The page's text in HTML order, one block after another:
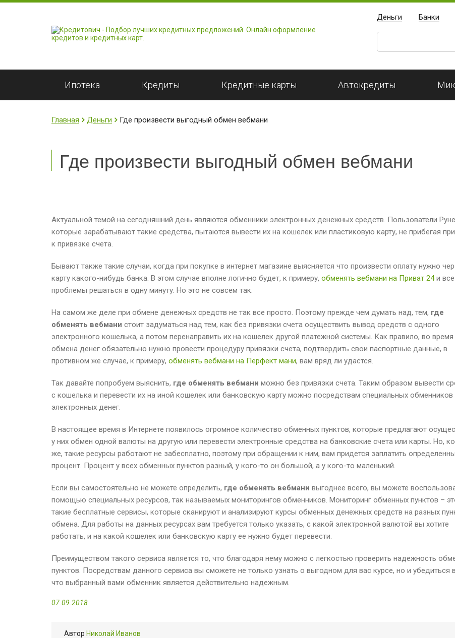
Деньги Банки
Ипотека Кредиты Кредитные карты Автокредиты
Главная Деньги Где произвести выгодный обмен вебмани
Где произвести выгодный обмен вебмани
Актуальной темой на сегодняшний день являются обменники электронных денежных средств. Пользователи
которые зарабатывают такие средства, пытаются вывести их на кошелек или пластиковую карту, не прибегая
к привязке счета.
Бывают также такие случаи, когда при покупке в интернет магазине выясняется что произвести оплату нужно
карту какого-нибудь банка. В этом случае вполне логично будет, к примеру, обменять вебмани на Приват 24и все
проблемы решаться в одну минуту. Но это не совсем так.
На самом же деле при обмене денежных средств не так все просто. Поэтому прежде чем думать над, тем, где
обменять вебмани стоит задуматься над тем, как без привязки счета осуществить вывод средств с одного
электронного кошелька, а потом перенаправить их на кошелек другой платежной системы. Как правило, во время
обмена денег обязательно нужно провести процедуру привязки счета, подтвердить свои паспортные данные, в
противном же случае, к примеру, обменять вебмани на Перфект мани, вам вряд ли удастся.
Так давайте попробуем выяснить, где обменять вебмани можно без привязки счета. Таким образом вывести
с кошелька и перевести их на иной кошелек или банковскую карту можно посредствам специальных обменников
электронных денег.
В настоящее время в Интернете появилось огромное количество обменных пунктов, которые предлагают
у них обмен одной валюты на другую или перевести электронные средства на банковские счета или карты. Но,
же, такие ресурсы работают не забесплатно, поэтому при обращении к ним, вам придется заплатить
процент. Процент у всех обменных пунктов разный, у кого-то он большой, а у кого-то маленький.
Если вы самостоятельно не можете определить, где обменять вебмани выгоднее всего, вы можете
помощью специальных ресурсов, так называемых мониторингов обменников. Мониторинг обменных пунктов –
такие бесплатные сервисы, которые сканируют и анализируют курсы обменных денежных средств на разных
обмена. Для работы на данных ресурсах вам требуется только указать, с какой электронной валютой вы хотите
работать, и на какой кошелек или банковскую карту ее нужно будет перевести.
Преимуществом такого сервиса является то, что благодаря нему можно с легкостью проверить надежность
пунктов. Посредствам данного сервиса вы сможете не только узнать о выгодном для вас курсе, но и убедиться
что выбранный вами обменник является действительно надежным.
07.09.2018
Автор Николай Иванов